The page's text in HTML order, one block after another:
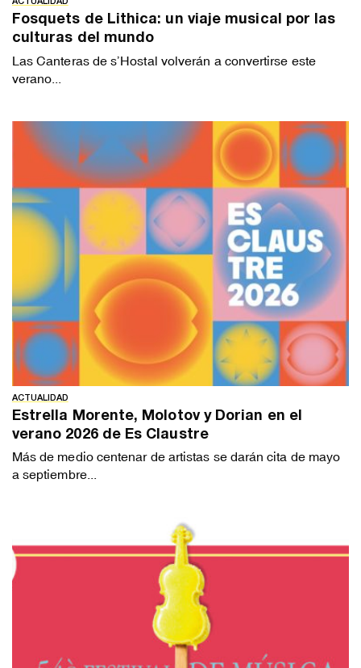
ACTUALIDAD
Fosquets de Lithica: un viaje musical por las
culturas del mundo
Las Canteras de s’Hostal volverán a convertirse este
verano...
ACTUALIDAD
Estrella Morente, Molotov y Dorian en el
verano 2026 de Es Claustre
Más de medio centenar de artistas se darán cita de mayo
a septiembre...